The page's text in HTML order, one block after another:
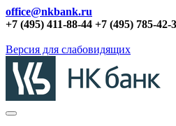
office@nkbank.ru
+7 (495) 411-88-44 +7 (495) 785-42-
Версия для слабовидящих